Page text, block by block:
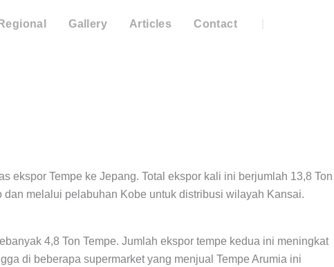
Regional Gallery Articles Contact
ekspor Tempe ke Jepang. Total ekspor kali ini berjumlah 13,8 Ton
melalui pelabuhan Kobe untuk distribusi wilayah Kansai.
4,8 Ton Tempe. Jumlah ekspor tempe kedua ini meningkat
di beberapa supermarket yang menjual Tempe Arumia ini